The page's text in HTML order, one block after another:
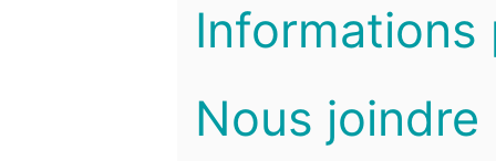
Informations
Nous joindre